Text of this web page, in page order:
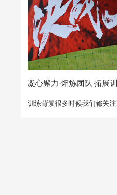
凝心聚力·熔炼团队 拓展
训练背景很多时候我们都关